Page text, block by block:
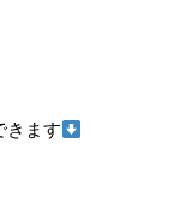
きます